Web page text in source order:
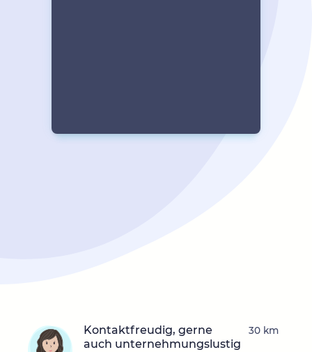
Kontaktfreudig, gerne
auch unternehmungslustig
30 km